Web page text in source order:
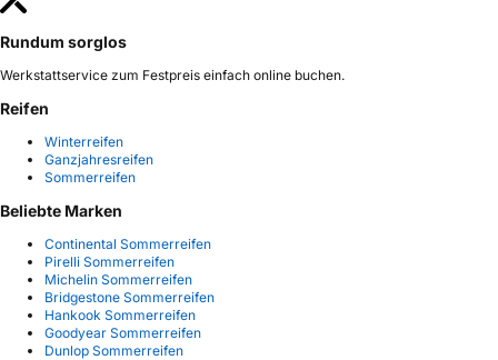
Rundum sorglos
Werkstattservice zum Festpreis einfach online buchen.
Reifen
Winterreifen
Ganzjahresreifen
Sommerreifen
Beliebte Marken
Continental Sommerreifen
Pirelli Sommerreifen
Michelin Sommerreifen
Bridgestone Sommerreifen
Hankook Sommerreifen
Goodyear Sommerreifen
Dunlop Sommerreifen